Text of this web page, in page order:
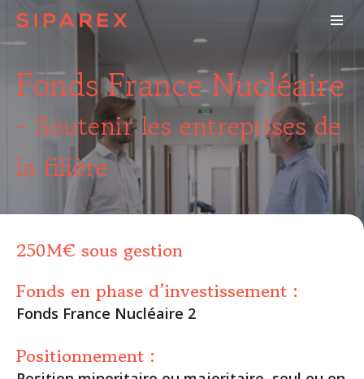
Fonds France Nucléaire
- Soutenir les entreprises de
la filière
250M€ sous gestion
Fonds en phase d’investissement :
Fonds France Nucléaire 2
Positionnement :